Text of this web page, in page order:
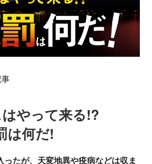
やって来る!?
は何だ!
ったが、天変地異や疫病などは収ま